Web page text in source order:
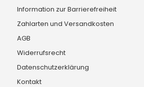
Information zur Barrierefreiheit
Zahlarten und Versandkosten
AGB
Widerrufsrecht
Datenschutzerklärung
Kontakt